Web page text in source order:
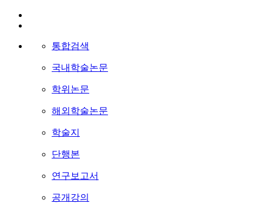
통합검색
국내학술논문
학위논문
해외학술논문
학술지
단행본
연구보고서
공개강의